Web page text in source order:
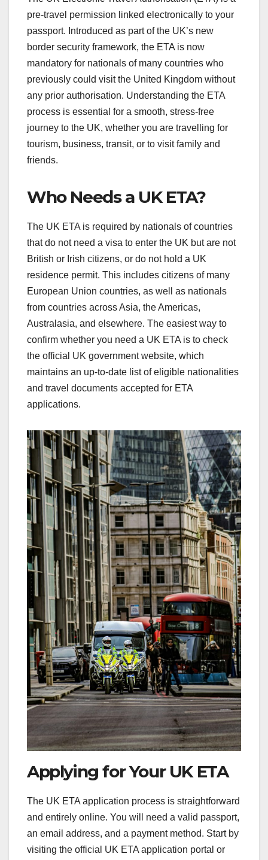
pre-travel permission linked electronically to your
passport. Introduced as part of the UK’s new
border security framework, the ETA is now
mandatory for nationals of many countries who
previously could visit the United Kingdom without
any prior authorisation. Understanding the ETA
process is essential for a smooth, stress-free
journey to the UK, whether you are travelling for
tourism, business, transit, or to visit family and
friends.
Who Needs a UK ETA?
The UK ETA is required by nationals of countries
that do not need a visa to enter the UK but are not
British or Irish citizens, or do not hold a UK
residence permit. This includes citizens of many
European Union countries, as well as nationals
from countries across Asia, the Americas,
Australasia, and elsewhere. The easiest way to
confirm whether you need a UK ETA is to check
the official UK government website, which
maintains an up-to-date list of eligible nationalities
and travel documents accepted for ETA
applications.
Applying for Your UK ETA
The UK ETA application process is straightforward
and entirely online. You will need a valid passport,
an email address, and a payment method. Start by
visiting the official UK ETA application portal or